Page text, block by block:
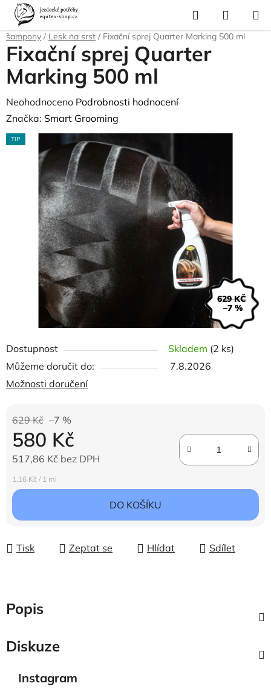
Přejít
obsah
Hledat
KOŠÍK
Domů
Pro koně
šampony / Lesk na srst / Fixační sprej Quarter Marking 500 ml
Dostupnost Skladem (2 ks)
Můžeme doručit do:
7.8.2026
Možnosti doručení
629 Kč –7 %
580 Kč
517,86 Kč bez DPH
Měrná cena:
1,16 Kč / 1 ml
DO KOŠÍKU
Tisk Zeptat se Hlídat Sdílet
Fixační sprej Quarter
Marking 500 ml
Průměrné
hodnocení
produktu
hvězdiček.
Neohodnoceno Podrobnosti hodnocení
Značka: Smart Grooming
TIP
629 KČ
–7 %
Popis
Diskuze
Instagram